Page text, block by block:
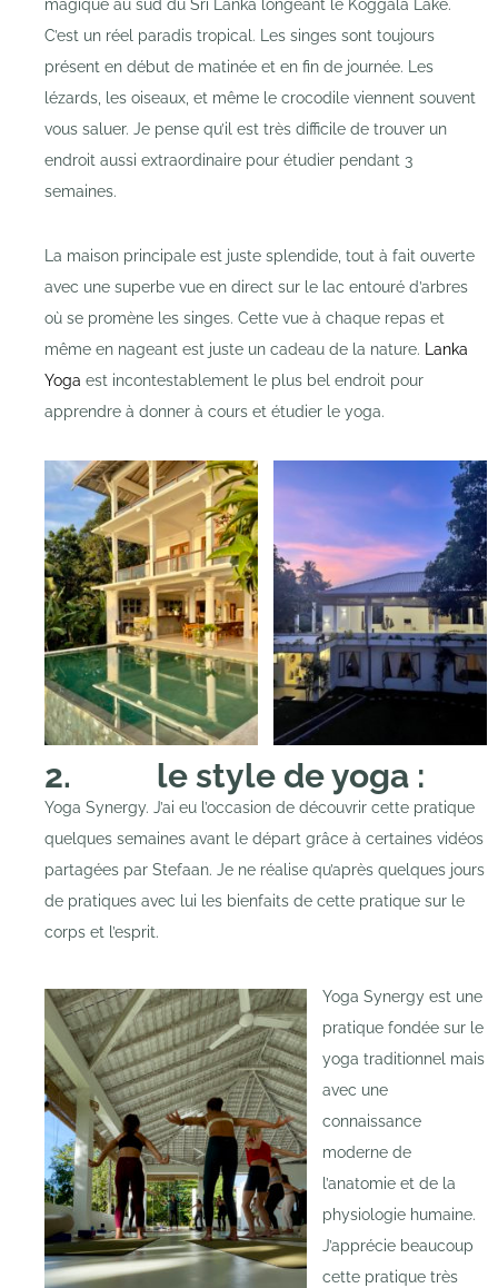
magique au sud du Sri Lanka longeant le Koggala Lake.
C’est un réel paradis tropical. Les singes sont toujours
présent en début de matinée et en fin de journée. Les
lézards, les oiseaux, et même le crocodile viennent souvent
vous saluer. Je pense qu’il est très difficile de trouver un
endroit aussi extraordinaire pour étudier pendant 3
semaines.
La maison principale est juste splendide, tout à fait ouverte
avec une superbe vue en direct sur le lac entouré d’arbres
où se promène les singes. Cette vue à chaque repas et
même en nageant est juste un cadeau de la nature. Lanka
Yoga est incontestablement le plus bel endroit pour
apprendre à donner à cours et étudier le yoga.
2. le style de yoga :
Yoga Synergy. J’ai eu l’occasion de découvrir cette pratique
quelques semaines avant le départ grâce à certaines vidéos
partagées par Stefaan. Je ne réalise qu’après quelques jours
de pratiques avec lui les bienfaits de cette pratique sur le
corps et l’esprit.
Yoga Synergy est une
pratique fondée sur le
yoga traditionnel mais
avec une
connaissance
moderne de
l’anatomie et de la
physiologie humaine.
J’apprécie beaucoup
cette pratique très